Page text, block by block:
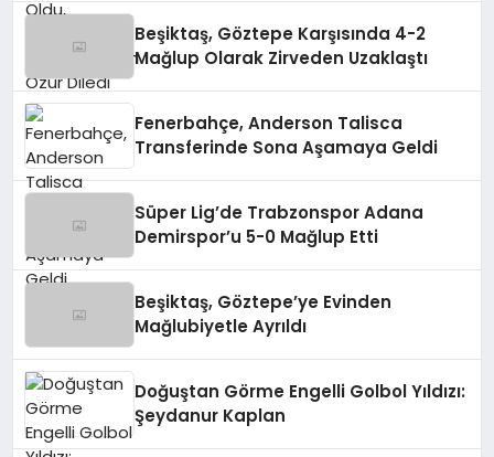
Beşiktaş, Göztepe Karşısında 4-2
Mağlup Olarak Zirveden Uzaklaştı
Fenerbahçe, Anderson Talisca
Transferinde Sona Aşamaya Geldi
Süper Lig’de Trabzonspor Adana
Demirspor’u 5-0 Mağlup Etti
Beşiktaş, Göztepe’ye Evinden
Mağlubiyetle Ayrıldı
Doğuştan Görme Engelli Golbol Yıldızı:
Şeydanur Kaplan